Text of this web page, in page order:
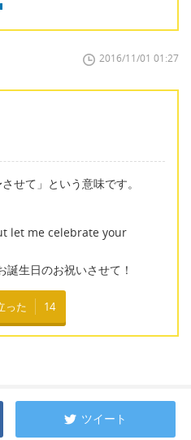
2016/11/01 01:27
せて」という意味です。
let me celebrate your
生日のお祝いさせて！
った 14
ツイート